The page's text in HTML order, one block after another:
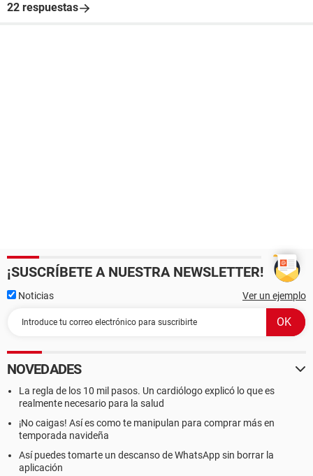
22 respuestas
¡SUSCRÍBETE A NUESTRA NEWSLETTER!
Noticias Ver un ejemplo
NOVEDADES
La regla de los 10 mil pasos. Un cardiólogo explicó lo que es
realmente necesario para la salud
¡No caigas! Así es como te manipulan para comprar más en
temporada navideña
Así puedes tomarte un descanso de WhatsApp sin borrar la
aplicación